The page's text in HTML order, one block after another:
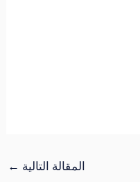
المقالة التالية ←